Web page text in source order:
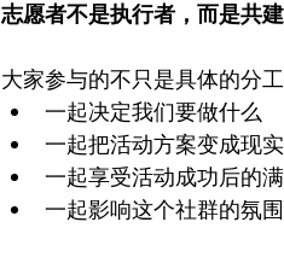
志愿者不是执行者，而是共建
大家参与的不只是具体的分工
一起决定我们要做什么
一起把活动方案变成现实
一起享受活动成功后的
一起影响这个社群的氛围